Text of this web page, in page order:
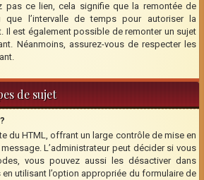
pas ce lien, cela signifie que la remontée de
l’intervalle de temps pour autoriser la
Il est également possible de remonter un sujet
Néanmoins, assurez-vous de respecter les
de sujet
du HTML, offrant un large contrôle de mise en
L’administrateur peut décider si vous
vous pouvez aussi les désactiver dans
utilisant l’option appropriée du formulaire de